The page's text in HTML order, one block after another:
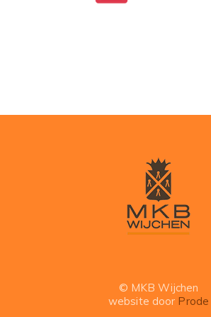
© MKB Wijchen
website door Prode